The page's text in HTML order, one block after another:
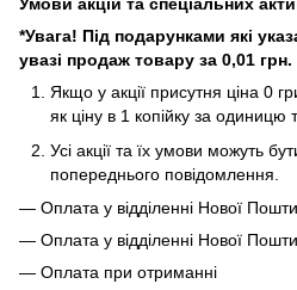
*Увага! Під подарунками які
увазі продаж товару за 0,01 грн.
Якщо у акції присутня ціна 0
як ціну в 1 копійку за одиницю
Усі акції та їх умови можуть
попереднього повідомлення.
— Оплата у відділенні Нової Пошти
— Оплата у відділенні Нової
— Оплата при отриманні